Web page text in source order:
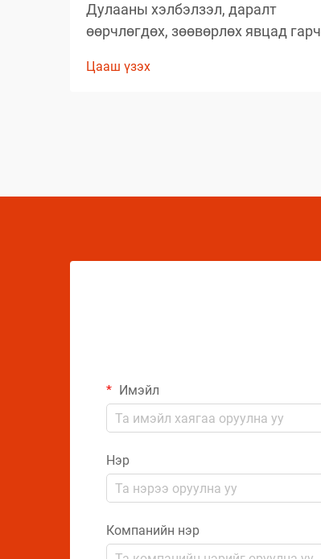
Дулааны хэлбэлзэл, даралт
өөрчлөгдөх, зөөвөрлөх явцад гарч
зүйлсийн улмаас глобал аэрозолын
Цааш үзэх
Имэйл
Нэр
Компанийн нэр